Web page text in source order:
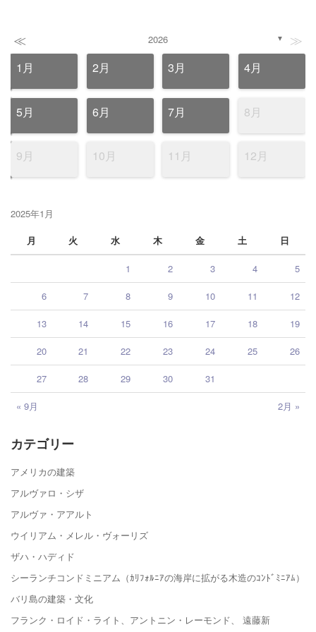
≪ 2026 ▼ ≫
1月 2月 3月 4月
5月 6月 7月 8月
9月 10月 11月 12月
2025年1月
月
火 水 木 金 土 日
« 9月 2月 »
1 2 3 4 5
6 7 8 9 10 11 12
13 14 15 16 17 18 19
20 21 22 23 24 25 26
27 28 29 30 31
カテゴリー
アメリカの建築
アルヴァロ・シザ
アルヴァ・アアルト
ウイリアム・メレル・ヴォーリズ
ザハ・ハディド
シーランチコンドミニアム（ｶﾘﾌｫﾙﾆｱの海岸に拡がる木造のｺﾝﾄﾞﾐﾆｱﾑ）
バリ島の建築・文化
フランク・ロイド・ライト、アントニン・レーモンド、 遠藤新